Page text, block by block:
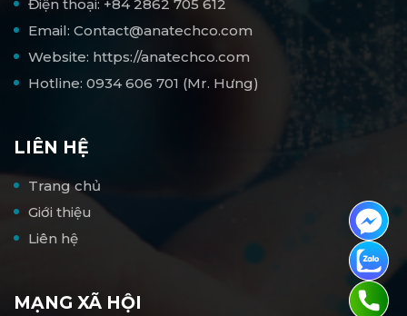
Điện thoại: +84 2862 705 612
Email: Contact@anatechco.com
Website: https://anatechco.com
Hotline: 0934 606 701 (Mr. Hưng)
LIÊN HỆ
Trang chủ
Giới thiệu
Liên hệ
MẠNG XÃ HỘI